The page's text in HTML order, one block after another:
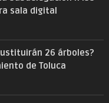
sala digital
26 árboles?
de Toluca